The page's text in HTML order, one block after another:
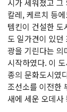
시가 세워졌고 그
칼레, 케르치 등
템킨이 건설한 도
도 일가견이 있
광을 기린다는 의
시작하였다. 이
종의 문화도시였
조선소를 이전한
새에 세운 오데사